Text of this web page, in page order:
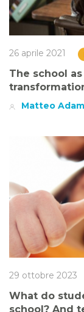
26 aprile 2021
The school
Matteo
29 ottobre 2023
What do
school? And